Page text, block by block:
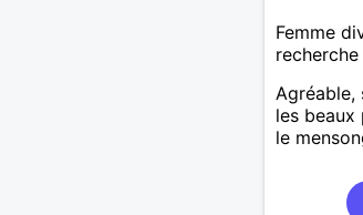
Femme
Agréable,
les beaux
le